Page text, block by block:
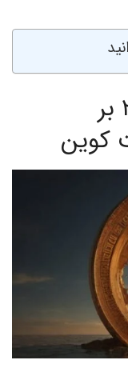
بررسی اثر هاوینگ ۲۰۲۴ بر
کوین